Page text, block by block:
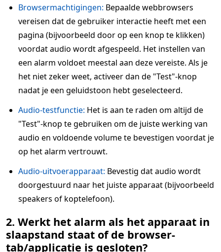
Browsermachtigingen: Bepaalde webbrowsers
vereisen dat de gebruiker interactie heeft met een
pagina (bijvoorbeeld door op een knop te klikken)
voordat audio wordt afgespeeld. Het instellen van
een alarm voldoet meestal aan deze vereiste. Als je
het niet zeker weet, activeer dan de "Test"-knop
nadat je een geluidstoon hebt geselecteerd.
Audio-testfunctie: Het is aan te raden om altijd de
"Test"-knop te gebruiken om de juiste werking van
audio en voldoende volume te bevestigen voordat je
op het alarm vertrouwt.
Audio-uitvoerapparaat: Bevestig dat audio wordt
doorgestuurd naar het juiste apparaat (bijvoorbeeld
speakers of koptelefoon).
2. Werkt het alarm als het apparaat in
slaapstand staat of de browser-
tab/applicatie is gesloten?